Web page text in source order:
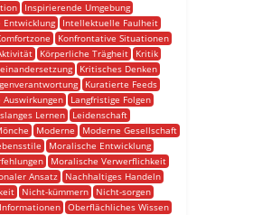
Inspirierende Umgebung
Intellektuelle Faulheit
Konfrontative Situationen
Körperliche Trägheit
Kritik
Kritisches Denken
Kuratierte Feeds
Auswirkungen
Langfristige Folgen
Lernen
Leidenschaft
Moderne
Moderne Gesellschaft
Moralische Entwicklung
Moralische Verwerflichkeit
Ansatz
Nachhaltiges Handeln
Nicht-kümmern
Nicht-sorgen
Oberflächliches Wissen